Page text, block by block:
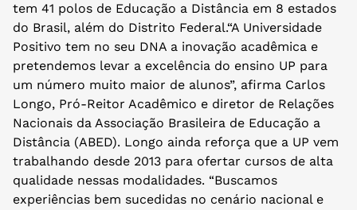
tem 41 polos de Educação a Distância em 8 estados
do Brasil, além do Distrito Federal.“A Universidade
Positivo tem no seu DNA a inovação acadêmica e
pretendemos levar a excelência do ensino UP para
um número muito maior de alunos”, afirma Carlos
Longo, Pró-Reitor Acadêmico e diretor de Relações
Nacionais da Associação Brasileira de Educação a
Distância (ABED). Longo ainda reforça que a UP vem
trabalhando desde 2013 para ofertar cursos de alta
qualidade nessas modalidades. “Buscamos
experiências bem sucedidas no cenário nacional e